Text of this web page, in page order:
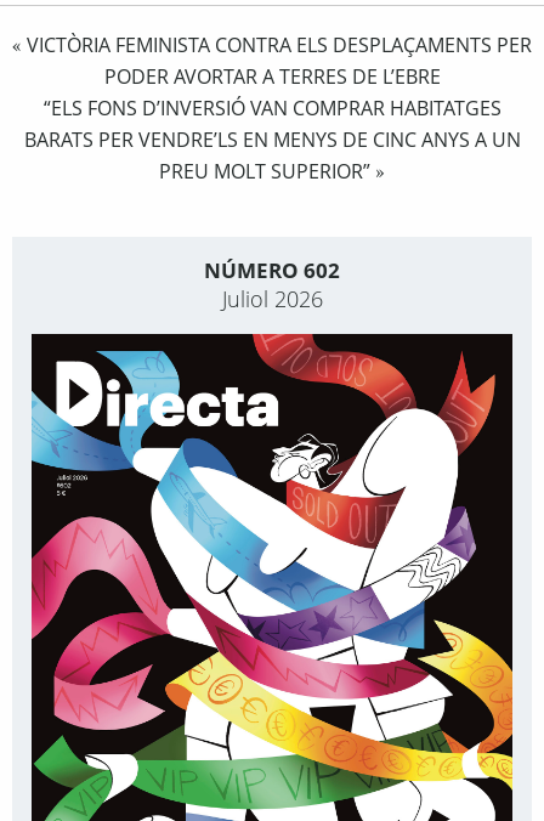
« VICTÒRIA FEMINISTA CONTRA ELS DESPLAÇAMENTS PER
PODER AVORTAR A TERRES DE L’EBRE
“ELS FONS D’INVERSIÓ VAN COMPRAR HABITATGES
BARATS PER VENDRE’LS EN MENYS DE CINC ANYS A UN
PREU MOLT SUPERIOR” »
NÚMERO 602
Juliol 2026